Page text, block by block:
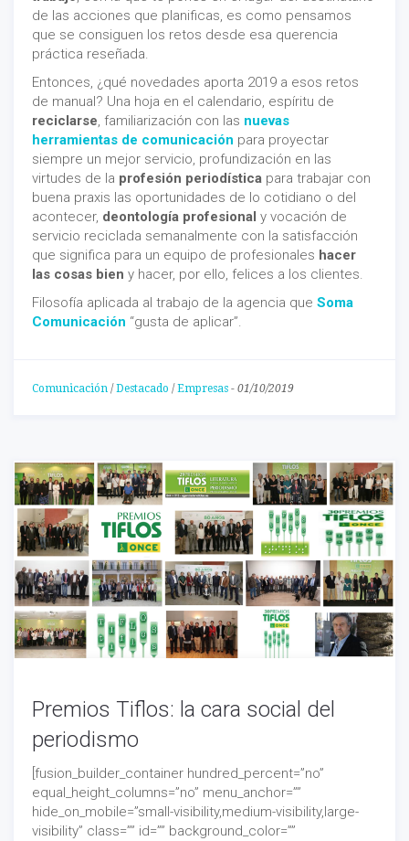
de las acciones que planificas, es como pensamos
que se consiguen los retos desde esa querencia
práctica reseñada.
Entonces, ¿qué novedades aporta 2019 a esos retos
de manual? Una hoja en el calendario, espíritu de
reciclarse, familiarización con las nuevas
herramientas de comunicación para proyectar
siempre un mejor servicio, profundización en las
virtudes de la profesión periodística para trabajar con
buena praxis las oportunidades de lo cotidiano o del
acontecer, deontología profesional y vocación de
servicio reciclada semanalmente con la satisfacción
que significa para un equipo de profesionales hacer
las cosas bien y hacer, por ello, felices a los clientes.
Filosofía aplicada al trabajo de la agencia que Soma
Comunicación “gusta de aplicar”.
Comunicación / Destacado / Empresas - 01/10/2019
Premios Tiflos: la cara social del
periodismo
[fusion_builder_container hundred_percent=”no”
equal_height_columns=”no” menu_anchor=””
hide_on_mobile=”small-visibility,medium-visibility,large-
visibility” class=”” id=”” background_color=””